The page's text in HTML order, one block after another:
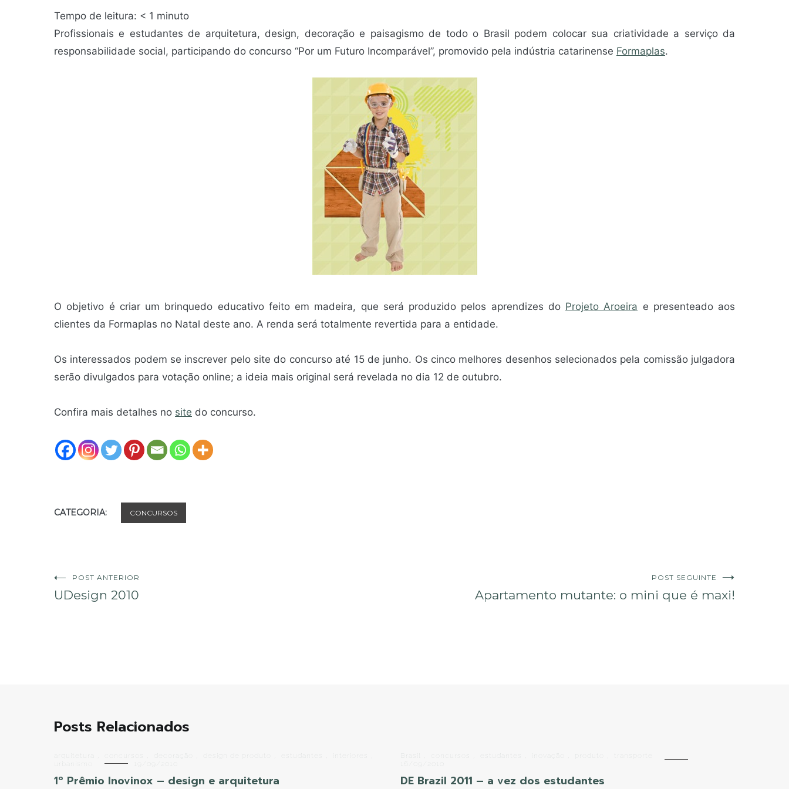
Tempo de leitura: < 1 minuto
Profissionais e estudantes de arquitetura, design, decoração e paisagismo de todo o Brasil podem colocar sua criatividade a serviço da
responsabilidade social, participando do concurso “Por um Futuro Incomparável”, promovido pela indústria catarinense Formaplas.
O objetivo é criar um brinquedo educativo feito em madeira, que será produzido pelos aprendizes do Projeto Aroeira e presenteado aos
clientes da Formaplas no Natal deste ano. A renda será totalmente revertida para a entidade.
Os interessados podem se inscrever pelo site do concurso até 15 de junho. Os cinco melhores desenhos selecionados pela comissão julgadora
serão divulgados para votação online; a ideia mais original será revelada no dia 12 de outubro.
Confira mais detalhes no site do concurso.
CATEGORIA: CONCURSOS
Navegação
POST ANTERIOR
UDesign 2010
POST SEGUINTE
Apartamento mutante: o mini que é maxi!
Posts Relacionados
arquitetura concursos decoração design de produto estudantes interiores
urbanismo
19/09/2010
1º Prêmio Inovinox – design e arquitetura
Brasil concursos estudantes inovação produto
transporte
16/09/2010
DE Brazil 2011 – a vez dos estudantes